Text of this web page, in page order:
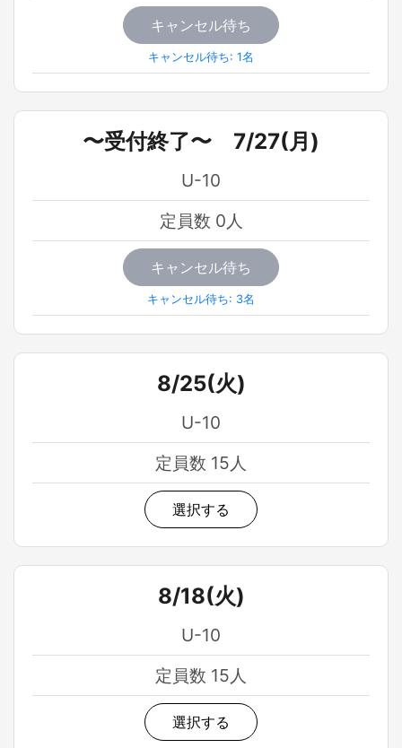
キャンセル待ち
キャンセル待ち: 1名
〜受付終了〜 7/27(月)
U-10
定員数 0人
キャンセル待ち
キャンセル待ち: 3名
8/25(火)
U-10
定員数 15人
選択する
8/18(火)
U-10
定員数 15人
選択する